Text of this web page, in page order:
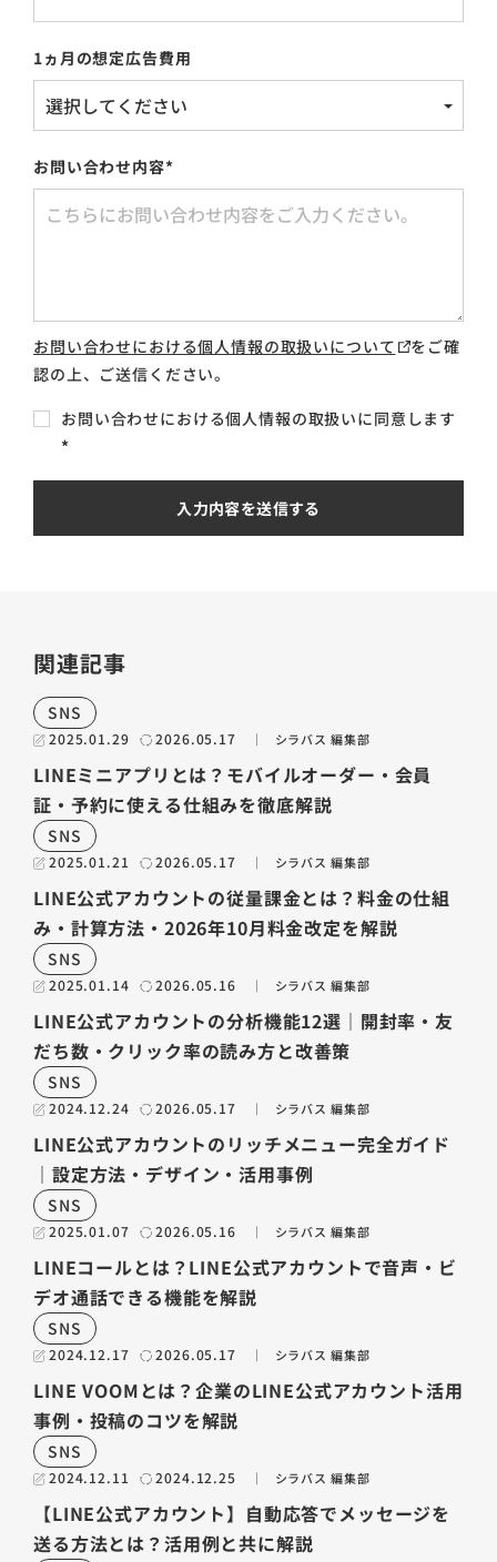
1ヵ月の想定広告費用
お問い合わせ内容*
お問い合わせにおける個人情報の取扱いについて
をご確
認の上、ご送信ください。
お問い合わせにおける個人情報の取扱いに同意します
*
関連記事
SNS
2025.01.29 2026.05.17 シラバス 編集部
LINEミニアプリとは？モバイルオーダー・会員
証・予約に使える仕組みを徹底解説
SNS
2025.01.21 2026.05.17 シラバス 編集部
LINE公式アカウントの従量課金とは？料金の仕組
み・計算方法・2026年10月料金改定を解説
SNS
2025.01.14 2026.05.16 シラバス 編集部
LINE公式アカウントの分析機能12選｜開封率・友
だち数・クリック率の読み方と改善策
SNS
2024.12.24 2026.05.17 シラバス 編集部
LINE公式アカウントのリッチメニュー完全ガイド
｜設定方法・デザイン・活用事例
SNS
2025.01.07 2026.05.16 シラバス 編集部
LINEコールとは？LINE公式アカウントで音声・ビ
デオ通話できる機能を解説
SNS
2024.12.17 2026.05.17 シラバス 編集部
LINE VOOMとは？企業のLINE公式アカウント活用
事例・投稿のコツを解説
SNS
2024.12.11 2024.12.25 シラバス 編集部
【LINE公式アカウント】自動応答でメッセージを
送る方法とは？活用例と共に解説